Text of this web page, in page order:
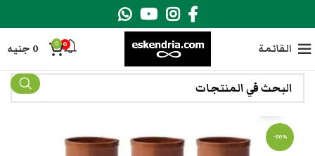
القائمة 0
0
0 جنيه
-50%